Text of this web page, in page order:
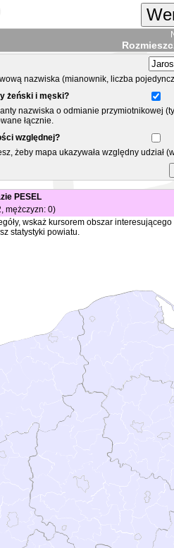
nazwiska (mianownik, liczba
żeński i męski?
nazwiska o odmianie przymiotnikowej
łącznie.
względnej?
żeby mapa ukazywała względny
PESEL
mężczyzn: 0)
wskaż kursorem obszar
statystyki powiatu.